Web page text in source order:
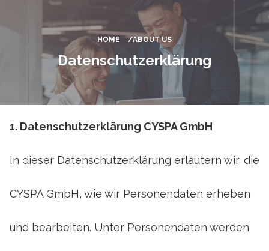
HOME ABOUT US
Datenschutzerklärung
1. Datenschutzerklärung CYSPA GmbH
In dieser Datenschutzerklärung erläutern wir, die
CYSPA GmbH, wie wir Personendaten erheben
und bearbeiten. Unter Personendaten werden